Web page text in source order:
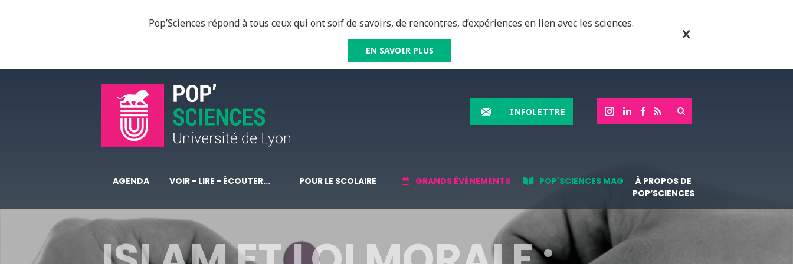
Pop’Sciences répond à tous ceux qui ont soif de savoirs, de rencontres, d’expériences en lien avec les sciences.
EN SAVOIR PLUS
INFOLETTRE
AGENDA VOIR - LIRE - ÉCOUTER... POUR LE SCOLAIRE GRANDS ÉVÉNEMENTS POP'SCIENCES MAG
À PROPOS DE
POP’SCIENCES